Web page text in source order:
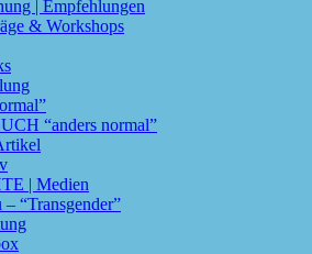
| Empfehlungen
& Workshops
“anders normal”
| Medien
“Transgender”